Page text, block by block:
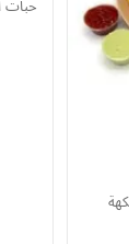
حبات